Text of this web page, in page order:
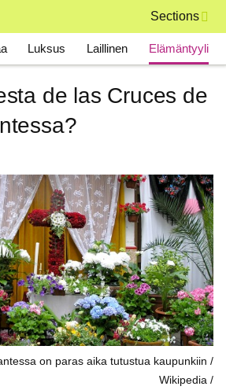
Sections
Luksus Laillinen Elämäntyyli
de las Cruces de
on paras aika tutustua kaupunkiin /
Wikipedia